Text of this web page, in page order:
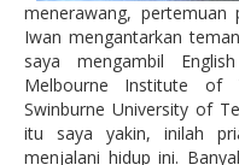
menerawang,
Iwan mengantarkan
saya mengambil
Melbourne Institute of
Swinburne University of
itu saya yakin, inilah
menjalani hidup ini.